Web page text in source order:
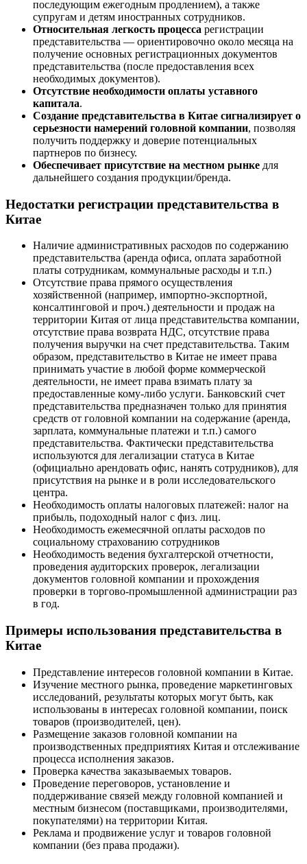
последующим ежегодным продлением), а также
супругам и детям иностранных сотрудников.
Относительная легкость процесса регистрации
представительства — ориентировочно около месяца на
получение основных регистрационных документов
представительства (после предоставления всех
необходимых документов).
Отсутствие необходимости оплаты уставного
капитала.
Создание представительства в Китае сигнализирует о
серьезности намерений головной компании, позволяя
получить поддержку и доверие потенциальных
партнеров по бизнесу.
Обеспечивает присутствие на местном рынке для
дальнейшего создания продукции/бренда.
Недостатки регистрации представительства в
Китае
Наличие административных расходов по содержанию
представительства (аренда офиса, оплата заработной
платы сотрудникам, коммунальные расходы и т.п.)
Отсутствие права прямого осуществления
хозяйственной (например, импортно-экспортной,
консалтинговой и проч.) деятельности и продаж на
территории Китая от лица представительства компании,
отсутствие права возврата НДС, отсутствие права
получения выручки на счет представительства. Таким
образом, представительство в Китае не имеет права
принимать участие в любой форме коммерческой
деятельности, не имеет права взимать плату за
предоставленные кому-либо услуги. Банковский счет
представительства предназначен только для принятия
средств от головной компании на содержание (аренда,
зарплата, коммунальные платежи и т.п.) самого
представительства. Фактически представительства
используются для легализации статуса в Китае
(официально арендовать офис, нанять сотрудников), для
присутствия на рынке и в роли исследовательского
центра.
Необходимость оплаты налоговых платежей: налог на
прибыль, подоходный налог с физ. лиц.
Необходимость ежемесячной оплаты расходов по
социальному страхованию сотрудников
Необходимость ведения бухгалтерской отчетности,
проведения аудиторских проверок, легализации
документов головной компании и прохождения
проверки в торгово-промышленной администрации раз
в год.
Примеры использования представительства в
Китае
Представление интересов головной компании в Китае.
Изучение местного рынка, проведение маркетинговых
исследований, результаты которых могут быть, как
использованы в интересах головной компании, поиск
товаров (производителей, цен).
Размещение заказов головной компании на
производственных предприятиях Китая и отслеживание
процесса исполнения заказов.
Проверка качества заказываемых товаров.
Проведение переговоров, установление и
поддерживание связей между головной компанией и
местным бизнесом (поставщиками, производителями,
покупателями) на территории Китая.
Реклама и продвижение услуг и товаров головной
компании (без права продажи).